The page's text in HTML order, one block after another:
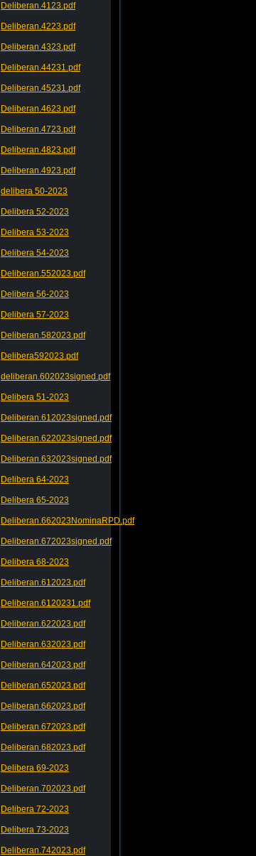
Deliberan.4123.pdf
Deliberan.4223.pdf
Deliberan.4323.pdf
Deliberan.44231.pdf
Deliberan.45231.pdf
Deliberan.4623.pdf
Deliberan.4723.pdf
Deliberan.4823.pdf
Deliberan.4923.pdf
delibera 50-2023
Delibera 52-2023
Delibera 53-2023
Delibera 54-2023
Deliberan.552023.pdf
Delibera 56-2023
Delibera 57-2023
Deliberan.582023.pdf
Delibera592023.pdf
deliberan.602023signed.pdf
Delibera 51-2023
Deliberan.612023signed.pdf
Deliberan.622023signed.pdf
Deliberan.632023signed.pdf
Delibera 64-2023
Delibera 65-2023
Deliberan.662023NominaRPD.pdf
Deliberan.672023signed.pdf
Delibera 68-2023
Deliberan.612023.pdf
Deliberan.6120231.pdf
Deliberan.622023.pdf
Deliberan.632023.pdf
Deliberan.642023.pdf
Deliberan.652023.pdf
Deliberan.662023.pdf
Deliberan.672023.pdf
Deliberan.682023.pdf
Delibera 69-2023
Deliberan.702023.pdf
Delibera 72-2023
Delibera 73-2023
Deliberan.742023.pdf